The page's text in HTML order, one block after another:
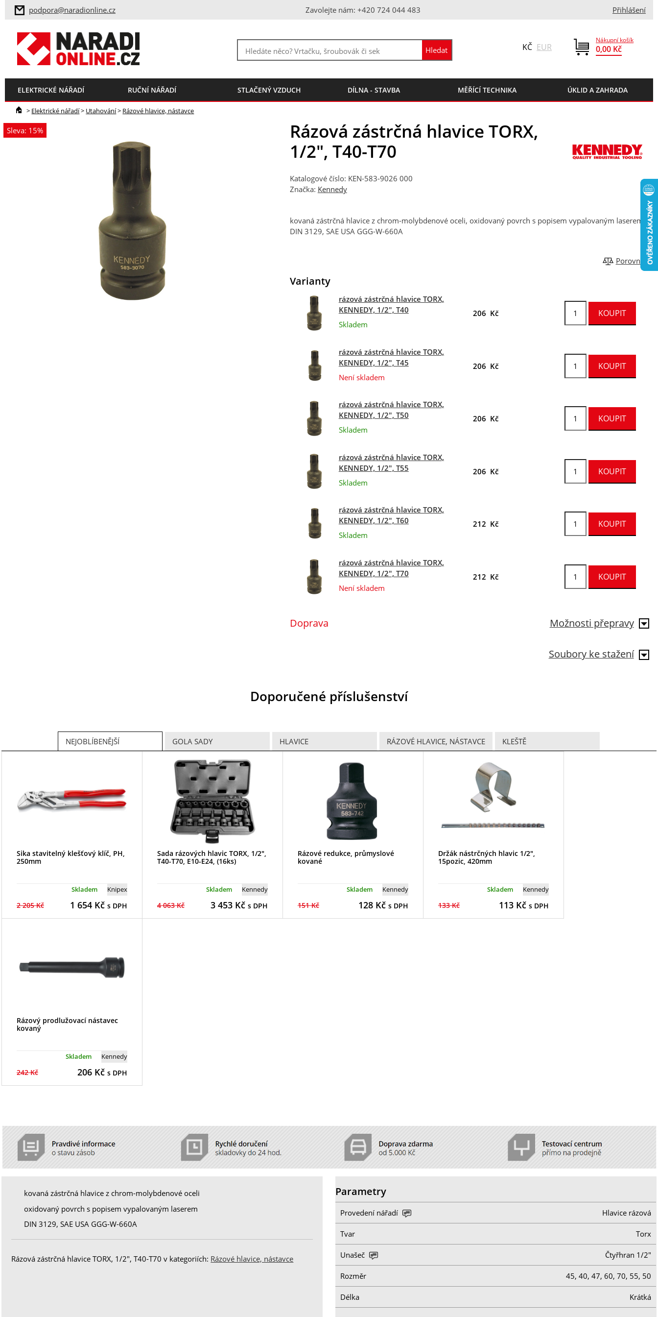
podpora@naradionline.cz Zavolejte nám: +420 724 044 483 Přihlášení
Nákupní košík
0,00 Kč
KČ EUR
ELEKTRICKÉ NÁŘADÍ RUČNÍ NÁŘADÍ STLAČENÝ VZDUCH DÍLNA - STAVBA MĚŘÍCÍ TECHNIKA ÚKLID A ZAHRADA
> Elektrické nářadí> Utahování> Rázové hlavice, nástavce
Sleva: 15%
Rázová zástrčná hlavice TORX,
1/2", T40-T70
Katalogové číslo: KEN-583-9026 000
Značka: Kennedy
kovaná zástrčná hlavice z chrom-molybdenové oceli, oxidovaný povrch s popisem vypalovaným laserem,
DIN 3129, SAE USA GGG-W-660A
Porovnat
Varianty
rázová zástrčná hlavice TORX,
KENNEDY, 1/2", T40
Skladem
206 Kč
rázová zástrčná hlavice TORX,
KENNEDY, 1/2", T45
Není skladem
206 Kč
rázová zástrčná hlavice TORX,
KENNEDY, 1/2", T50
Skladem
206 Kč
rázová zástrčná hlavice TORX,
KENNEDY, 1/2", T55
Skladem
206 Kč
rázová zástrčná hlavice TORX,
KENNEDY, 1/2", T60
Skladem
212 Kč
rázová zástrčná hlavice TORX,
KENNEDY, 1/2", T70
Není skladem
212 Kč
Možnosti přepravy
Doprava
Soubory ke stažení
Doporučené příslušenství
NEJOBLÍBENĚJŠÍ GOLA SADY HLAVICE RÁZOVÉ HLAVICE, NÁSTAVCE KLEŠTĚ
Sika stavitelný klešťový klíč, PH,
250mm
Knipex
Skladem
2 205 Kč 1 654Kč s DPH
Sada rázových hlavic TORX, 1/2",
T40-T70, E10-E24, (16ks)
Kennedy
Skladem
4 063 Kč 3 453Kč s DPH
Rázové redukce, průmyslové
kované
Kennedy
Skladem
151 Kč 128Kč s DPH
Držák nástrčných hlavic 1/2",
15pozic, 420mm
Kennedy
Skladem
133 Kč 113Kč s DPH
Rázový prodlužovací nástavec
kovaný
Kennedy
Skladem
242 Kč 206Kč s DPH
kovaná zástrčná hlavice z chrom-molybdenové oceli
oxidovaný povrch s popisem vypalovaným laserem
DIN 3129, SAE USA GGG-W-660A
Rázová zástrčná hlavice TORX, 1/2", T40-T70 v kategoriích: Rázové hlavice, nástavce
Parametry
Provedení nářadí Hlavice rázová
Tvar Torx
Unašeč Čtyřhran 1/2"
Rozměr 45, 40, 47, 60, 70, 55, 50
Délka Krátká